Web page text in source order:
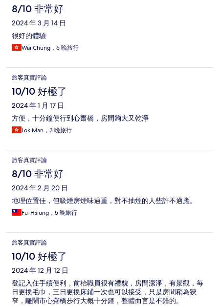
8/10 非常好
2024 年 3 月 14 日
很好的體驗
Wai Chung，6 晚旅行
旅客真實評論
10/10 好極了
2024 年 1 月 17 日
方便，十分鐘便行到心齋橋，房間夠大又乾淨
Lok Man，3 晚旅行
旅客真實評論
8/10 非常好
2024 年 2 月 20 日
地理位置佳，但吸煙房煙味過重，對不抽煙的人些許不適應。
Fu-Hsiung，5 晚旅行
旅客真實評論
10/10 好極了
2024 年 12 月 12 日
登記入住手續便利，前枱職員很有禮貌，房間潔淨，有景觀，每
日更換毛巾，三日更換床鋪一次也可以接受，只是房間稍為狹
窄，離鬧市心齋橋步行大概十分鐘，整體而言是不錯的。